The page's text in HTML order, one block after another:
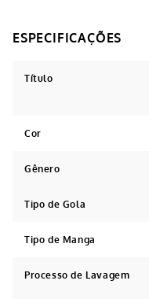
Título
Cor
Gênero
Tipo de Gola
Tipo de Manga
Processo de Lavagem